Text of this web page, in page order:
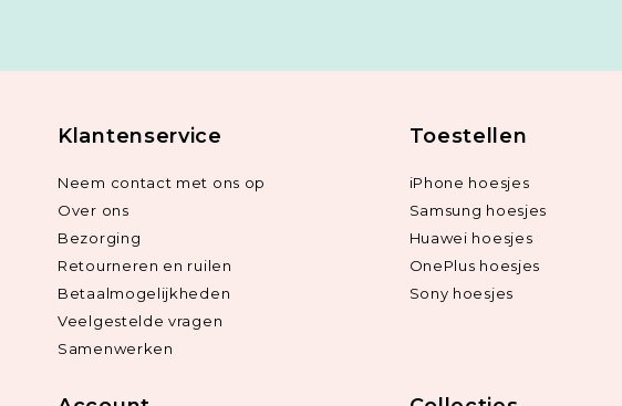
Klantenservice
Neem contact met ons op
Over ons
Bezorging
Retourneren en ruilen
Betaalmogelijkheden
Veelgestelde vragen
Samenwerken
Toestellen
iPhone hoesjes
Samsung hoesjes
Huawei hoesjes
OnePlus hoesjes
Sony hoesjes